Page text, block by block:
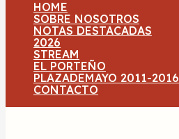
HOME
SOBRE NOSOTROS
NOTAS DESTACADAS
2026
STREAM
EL PORTEÑO
PLAZADEMAYO 2011-2016
CONTACTO